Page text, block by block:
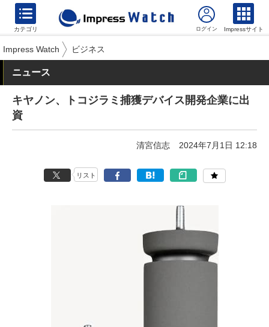
カテゴリ Impressサイト
Impress Watch ビジネス
ニュース
キヤノン、トコジラミ捕獲デバイス開発企業に出
資
清宮信志 2024年7月1日 12:18
リスト